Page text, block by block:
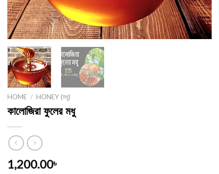
HOME / HONEY (মধু)
কালোজিরা ফুলের মধু
1,200.00৳